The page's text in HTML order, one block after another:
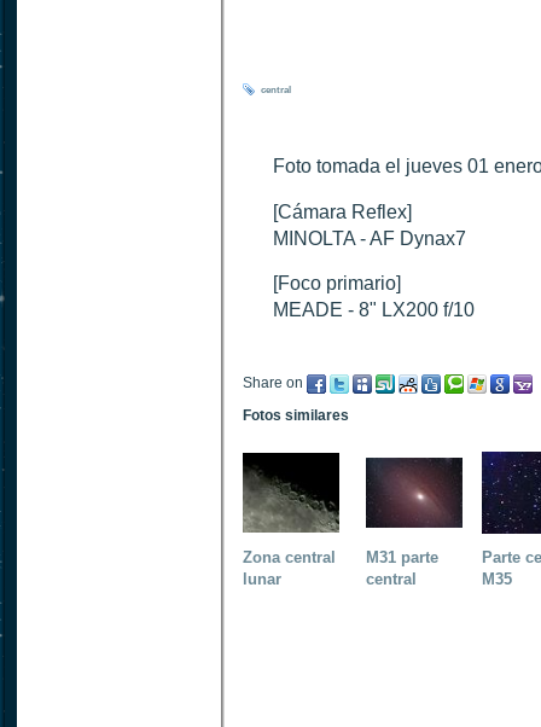
central
Foto tomada el jueves 01
[Cámara Reflex]
MINOLTA - AF Dynax7
[Foco primario]
MEADE - 8" LX200 f/10
Share on
Fotos similares
Zona central
lunar
M31 parte
central
Parte
M35